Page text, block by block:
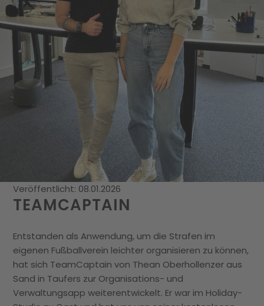
Veröffentlicht: 08.01.2026
TEAMCAPTAIN
Entstanden als Anwendung, um die Strafen im
eigenen Fußballverein leichter organisieren zu können,
hat sich TeamCaptain von Thean Oberhollenzer aus
Sand in Taufers zur Organisations- und
Verwaltungsapp weiterentwickelt. Er war im Holiday-